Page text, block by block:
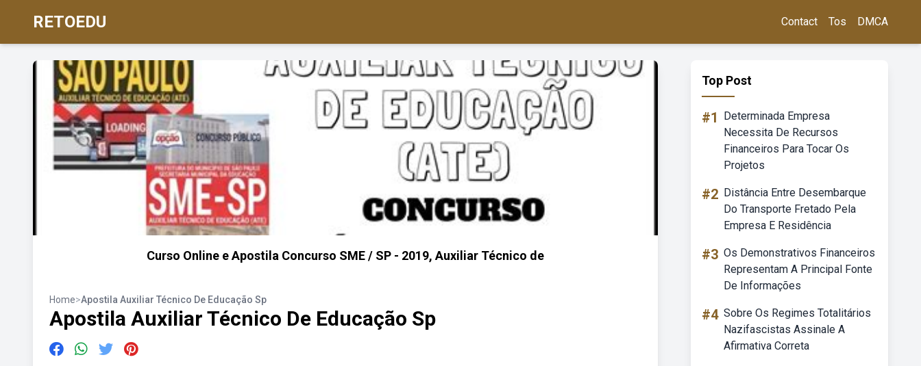
RETOEDU Contact Tos DMCA
Curso Online e Apostila Concurso SME / SP - 2019, Auxiliar Técnico de
Home>Apostila Auxiliar Técnico De Educação Sp
Apostila Auxiliar Técnico De Educação Sp
Top Post
#1
Determinada Empresa
Necessita De Recursos
Financeiros Para Tocar Os
Projetos
#2 Distância Entre Desembarque
Do Transporte Fretado Pela
Empresa E Residência
#3 Os Demonstrativos Financeiros
Representam A Principal Fonte
De Informações
#4 Sobre Os Regimes Totalitários
Nazifascistas Assinale A
Afirmativa Correta